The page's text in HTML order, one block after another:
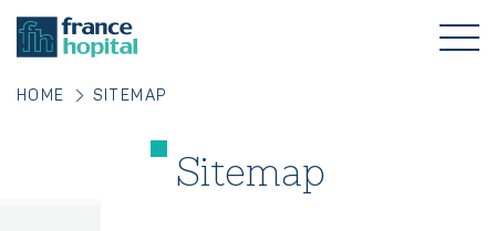
HOME SITEMAP
Sitemap